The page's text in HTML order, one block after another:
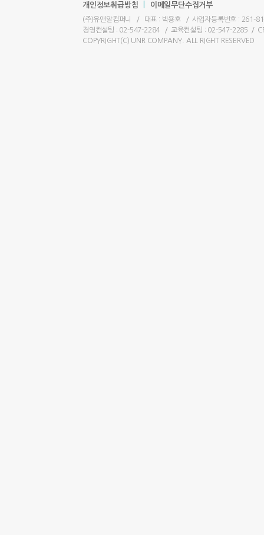
개인정보취급방침 이메일무단수집거부
(주)유앤알컴퍼니 / 대표 : 박용호 / 사업자등록번호 : 261-
경영컨설팅 : 02-547-2284
/ 교육컨설팅 : 02-547-2285 /
COPYRIGHT(C) UNR COMPANY. ALL RIGHT RESERVED